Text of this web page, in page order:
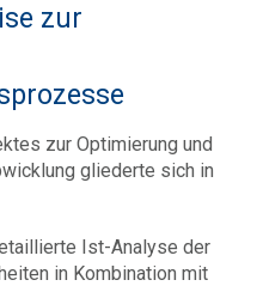
zur
zur Optimierung und
gliederte sich in
Ist-Analyse der
in Kombination mit